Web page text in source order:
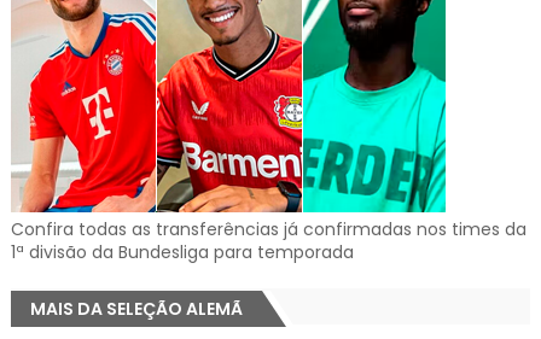
Confira todas as transferências já confirmadas nos times da
1ª divisão da Bundesliga para temporada
MAIS DA SELEÇÃO ALEMÃ